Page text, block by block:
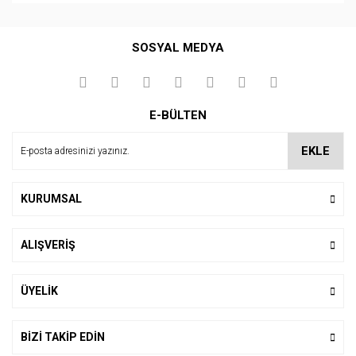
SOSYAL MEDYA
E-BÜLTEN
EKLE
KURUMSAL
ALIŞVERİŞ
ÜYELİK
BİZİ TAKİP EDİN